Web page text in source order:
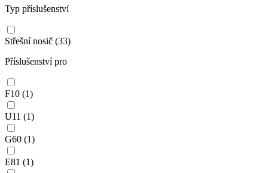
Typ příslušenství
Střešní nosič (33)
Příslušenství pro
F10 (1)
U11 (1)
G60 (1)
E81 (1)